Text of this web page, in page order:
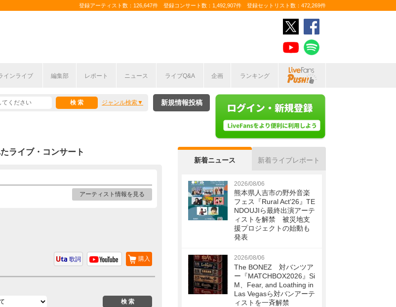
登録アーティスト数：126,647件 登録コンサート数：1,492,907件 登録セットリスト数：472,269件
インライブ 編集部 レポート ニュース ライブQ&A 企画 ランキング
ジャンル検索 新規情報投稿
ライブ・コンサート
アーティスト情報を見る
購入
歌詞
新着ニュース 新着ライブレポート
2026/08/06
熊本県人吉市の野外音楽
フェス『Rural Act'26』TE
NDOUJIら最終出演アーテ
ィストを解禁 被災地支
援プロジェクトの始動も
発表
2026/08/06
The BONEZ 対バンツア
ー『MATCHBOX2026』Si
M、Fear, and Loathing in
Las Vegasら対バンアーテ
ィストを一斉解禁